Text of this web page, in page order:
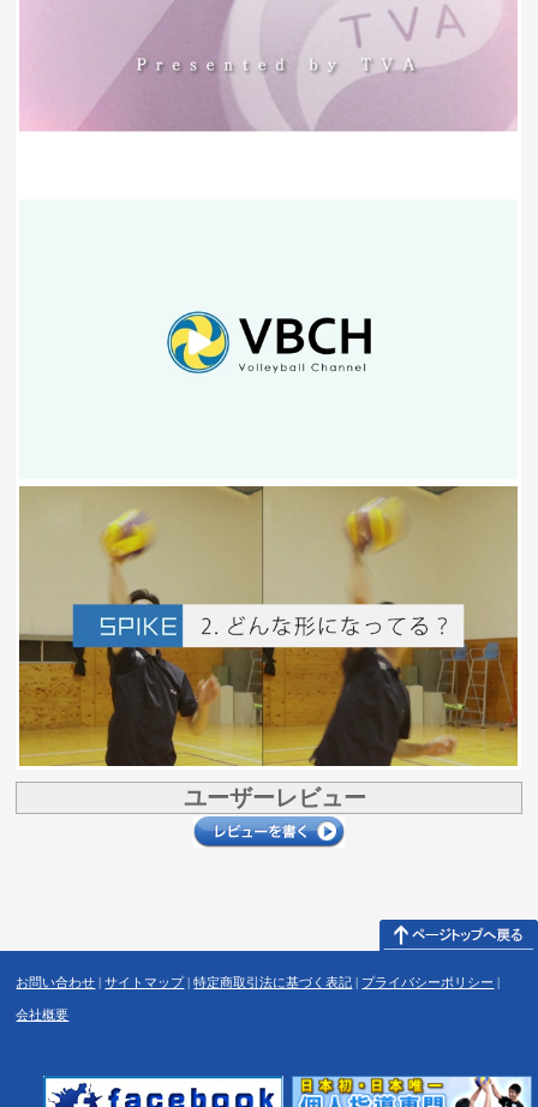
ユーザーレビュー
お問い合わせ |サイトマップ|特定商取引法に基づく表記 | プライバシーポリシー |
会社概要